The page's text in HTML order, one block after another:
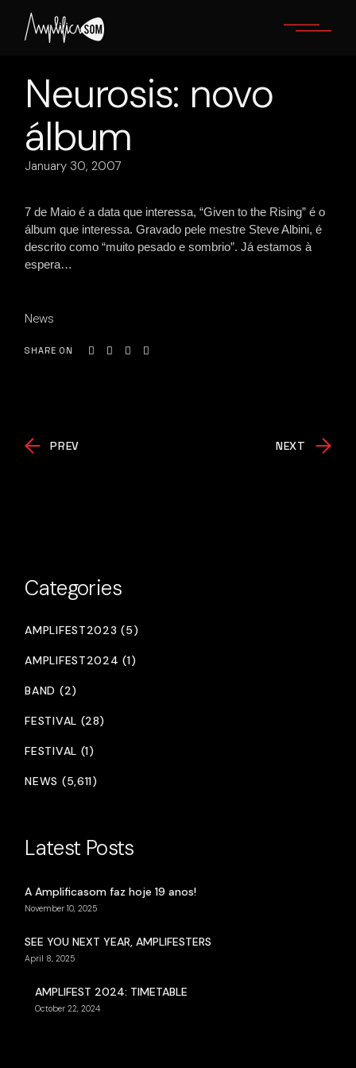
content
Neurosis: novo
álbum
January 30, 2007
7 de Maio é a data que interessa, “Given to the Rising” é o
álbum que interessa. Gravado pele mestre Steve Albini, é
descrito como “muito pesado e sombrio”. Já estamos à
espera…
News
SHARE ON
PREV NEXT
Categories
AMPLIFEST2023 (5)
AMPLIFEST2024 (1)
BAND (2)
FESTIVAL (28)
FESTIVAL (1)
NEWS (5,611)
Latest Posts
A Amplificasom faz hoje 19 anos!
November 10, 2025
SEE YOU NEXT YEAR, AMPLIFESTERS
April 8, 2025
AMPLIFEST 2024: TIMETABLE
October 22, 2024